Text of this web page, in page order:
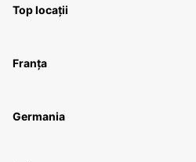
Top locații
Franța
Germania